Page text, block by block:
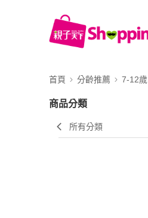
首頁 分齡推薦 7-12歲
商品分類
所有分類